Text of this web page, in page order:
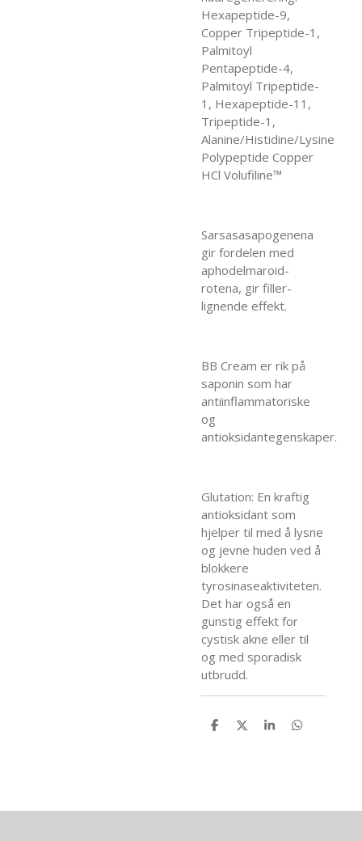
Hexapeptide-9,
Copper Tripeptide-1,
Palmitoyl
Pentapeptide-4,
Palmitoyl Tripeptide-
1, Hexapeptide-11,
Tripeptide-1,
Alanine/Histidine/Lysine
Polypeptide Copper
HCl Volufiline™
Sarsasasapogenena
gir fordelen med
aphodelmaroid-
rotena, gir filler-
lignende effekt.
BB Cream er rik på
saponin som har
antiinflammatoriske
og
antioksidantegenskaper.
Glutation: En kraftig
antioksidant som
hjelper til med å lysne
og jevne huden ved å
blokkere
tyrosinaseaktiviteten.
Det har også en
gunstig effekt for
cystisk akne eller til
og med sporadisk
utbrudd.
D
D
D
D